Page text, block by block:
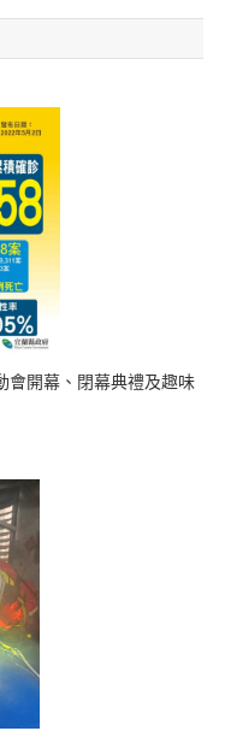
會開幕、閉幕典禮及趣味